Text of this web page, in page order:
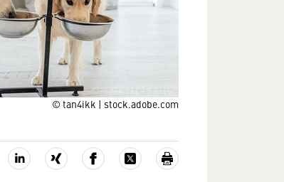
© tan4ikk | stock.adobe.com